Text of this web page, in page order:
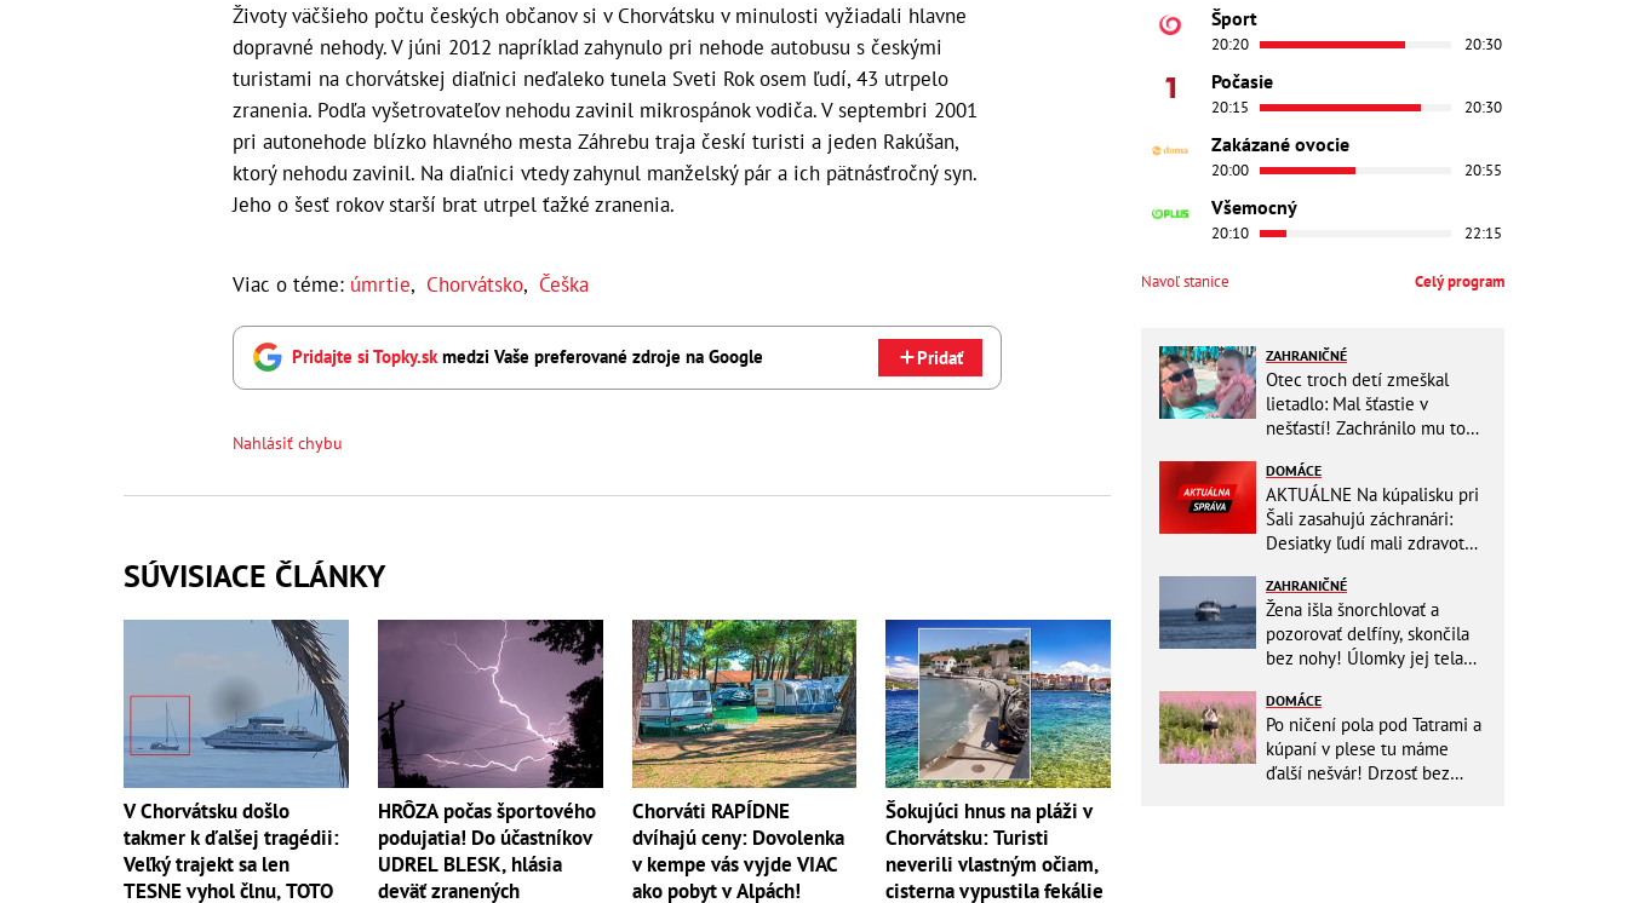
Životy väčšieho počtu českých občanov si v Chorvátsku v minulosti vyžiadali hlavne
dopravné nehody. V júni 2012 napríklad zahynulo pri nehode autobusu s českými
turistami na chorvátskej diaľnici neďaleko tunela Sveti Rok osem ľudí, 43 utrpelo
zranenia. Podľa vyšetrovateľov nehodu zavinil mikrospánok vodiča. V septembri 2001
pri autonehode blízko hlavného mesta Záhrebu traja českí turisti a jeden Rakúšan,
ktorý nehodu zavinil. Na diaľnici vtedy zahynul manželský pár a ich pätnásťročný syn.
Jeho o šesť rokov starší brat utrpel ťažké zranenia.
Viac o téme: úmrtie, Chorvátsko, Češka
Pridajte si Topky.skmedzi Vaše preferované zdroje na Google Pridať
Nahlásiť chybu
SÚVISIACE ČLÁNKY
V Chorvátsku došlo
takmer k ďalšej tragédii:
Veľký trajekt sa len
TESNE vyhol člnu, TOTO
HRÔZA počas športového
podujatia! Do účastníkov
UDREL BLESK, hlásia
deväť zranených
Chorváti RAPÍDNE
dvíhajú ceny: Dovolenka
v kempe vás vyjde VIAC
ako pobyt v Alpách!
Šokujúci hnus na pláži v
Chorvátsku: Turisti
neverili vlastným očiam,
cisterna vypustila fekálie
Šport
20:20 20:30
Počasie
20:15 20:30
Zakázané ovocie
20:00 20:55
Všemocný
20:10 22:15
Navoľ stanice Celý program
ZAHRANIČNÉ
Otec troch detí zmeškal
lietadlo: Mal šťastie v
nešťastí! Zachránilo mu to
DOMÁCE
AKTUÁLNE Na kúpalisku pri
Šali zasahujú záchranári:
Desiatky ľudí mali zdravotné
ZAHRANIČNÉ
Žena išla šnorchlovať a
pozorovať delfíny, skončila
bez nohy! Úlomky jej tela
DOMÁCE
Po ničení pola pod Tatrami a
kúpaní v plese tu máme
ďalší nešvár! Drzosť bez